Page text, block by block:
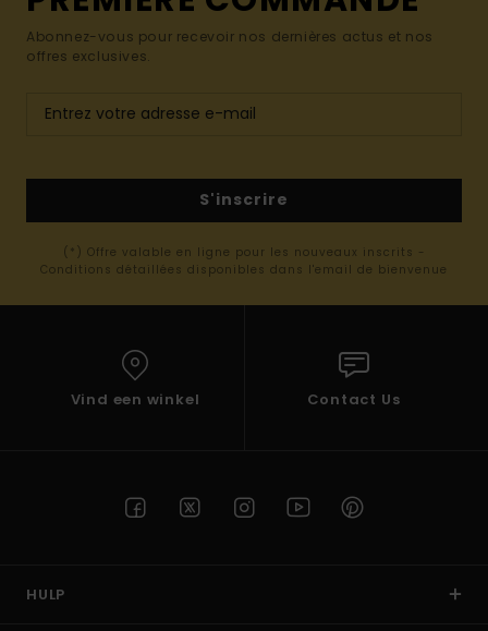
Abonnez-vous pour recevoir nos dernières actus et nos
offres exclusives.
S'inscrire
(*) Offre valable en ligne pour les nouveaux inscrits -
Conditions détaillées disponibles dans l'email de bienvenue
Vind een winkel Contact Us
HULP